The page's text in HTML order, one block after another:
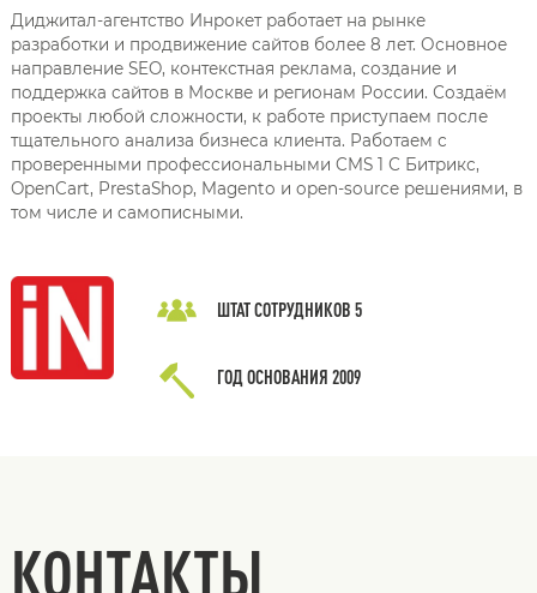
Диджитал-агентство Инрокет работает на рынке
разработки и продвижение сайтов более 8 лет. Основное
направление SEO, контекстная реклама, создание и
поддержка сайтов в Москве и регионам России. Создаём
проекты любой сложности, к работе приступаем после
тщательного анализа бизнеса клиента. Работаем с
проверенными профессиональными CMS 1 С Битрикс,
OpenCart, PrestaShop, Magento и open-source решениями, в
том числе и самописными.
ШТАТ СОТРУДНИКОВ 5
ГОД ОСНОВАНИЯ 2009
КОНТАКТЫ